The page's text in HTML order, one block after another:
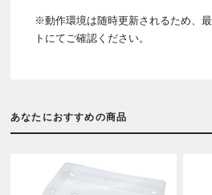
※動作環境は随時更新されるため、
トにてご確認ください。
あなたにおすすめの商品